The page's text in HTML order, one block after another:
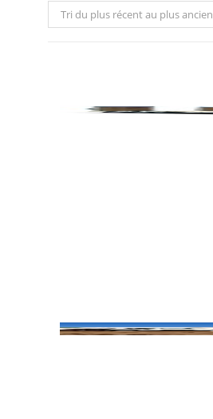
Tri du plus récent au plus ancien